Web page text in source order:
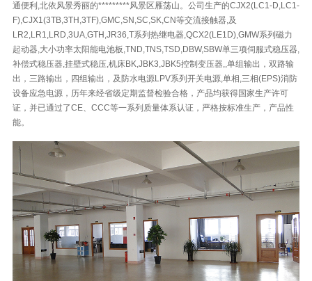
通便利,北依风景秀丽的*********风景区雁荡山。公司生产的CJX2(LC1-D,LC1-
F),CJX1(3TB,3TH,3TF),GMC,SN,SC,SK,CN等交流接触器,及
LR2,LR1,LRD,3UA,GTH,JR36,T系列热继电器,QCX2(LE1D),GMW系列磁力
起动器,大小功率太阳能电池板,TND,TNS,TSD,DBW,SBW单三项伺服式稳压器,
补偿式稳压器,挂壁式稳压,机床BK,JBK3,JBK5控制变压器,,单组输出，双路输
出，三路输出，四组输出，及防水电源LPV系列开关电源,单相,三相(EPS)消防
设备应急电源，历年来经省级定期监督检验合格，产品均获得国家生产许可
证，并已通过了CE、CCC等一系列质量体系认证，严格按标准生产，产品性
能。